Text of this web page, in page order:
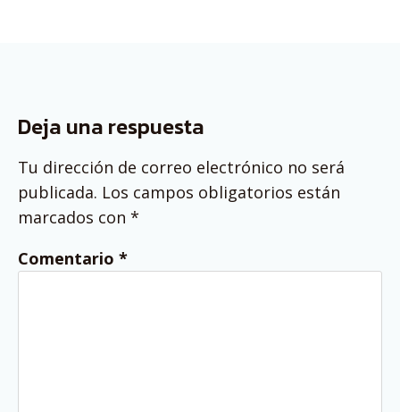
Deja una respuesta
Tu dirección de correo electrónico no será
publicada. Los campos obligatorios están
marcados con *
Comentario *